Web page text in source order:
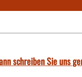
schreiben Sie uns